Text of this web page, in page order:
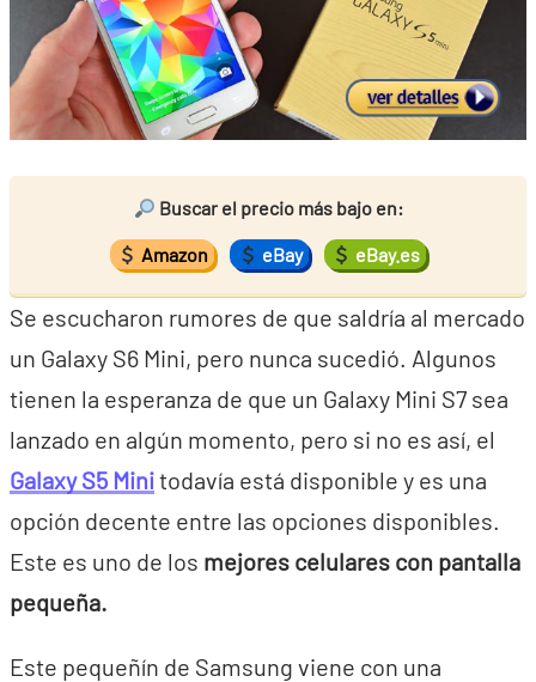
Buscar el precio más bajo en:
Amazon eBay eBay.es
Se escucharon rumores de que saldría al mercado
un Galaxy S6 Mini, pero nunca sucedió. Algunos
tienen la esperanza de que un Galaxy Mini S7 sea
lanzado en algún momento, pero si no es así, el
Galaxy S5 Minitodavía está disponible y es una
opción decente entre las opciones disponibles.
Este es uno de los mejores celulares con pantalla
pequeña.
Este pequeñín de Samsung viene con una